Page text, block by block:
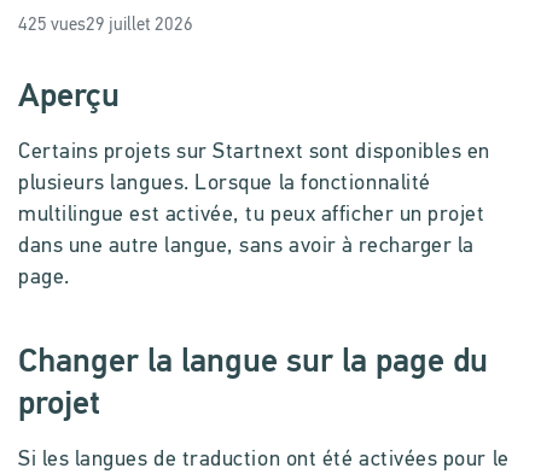
425 vues29 juillet 2026
Aperçu
Certains projets sur Startnext sont disponibles en
plusieurs langues. Lorsque la fonctionnalité
multilingue est activée, tu peux afficher un projet
dans une autre langue, sans avoir à recharger la
page.
Changer la langue sur la page du
projet
Si les langues de traduction ont été activées pour le